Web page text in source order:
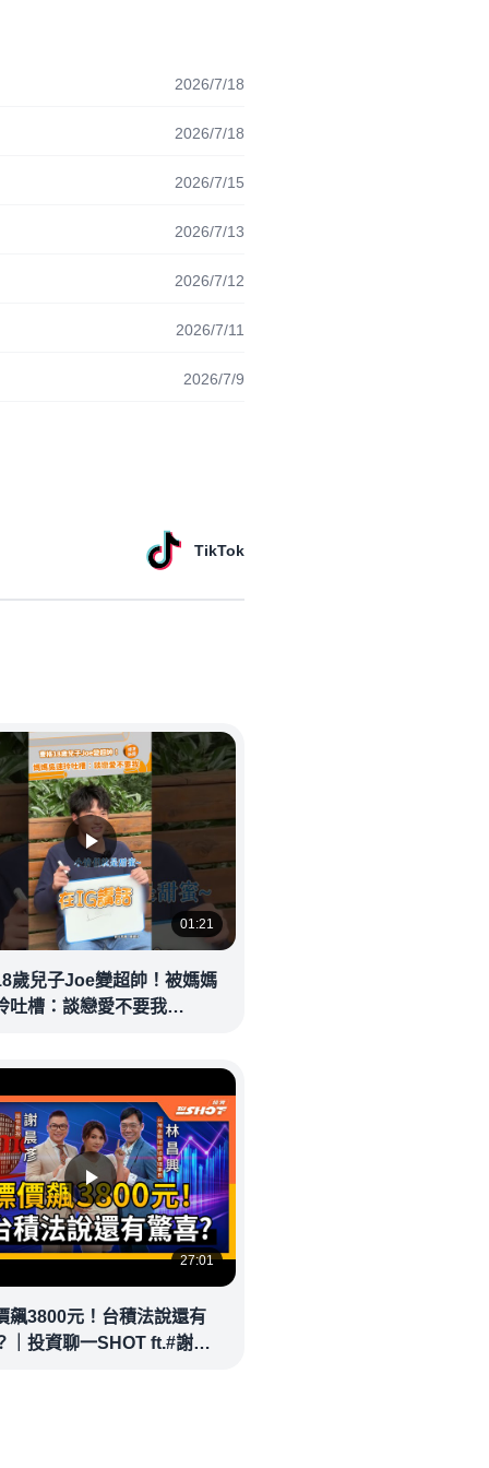
2026/7/18
2026/7/18
2026/7/15
2026/7/13
2026/7/12
2026/7/11
2026/7/9
TikTok
01:21
歲兒子Joe變超帥！被媽媽
吐槽：談戀愛不要我
27:01
飆3800元！台積法說還有
｜投資聊一SHOT ft.#謝晨